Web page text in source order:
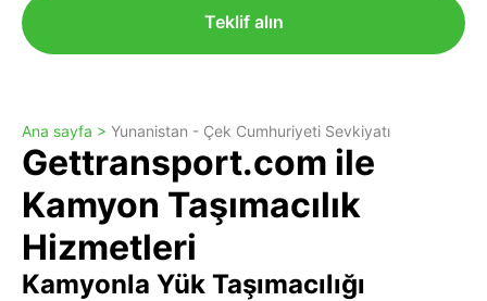
Teklif alın
Ana sayfa > Yunanistan - Çek Cumhuriyeti Sevkiyatı
Gettransport.com ile
Kamyon Taşımacılık
Hizmetleri
Kamyonla Yük Taşımacılığı